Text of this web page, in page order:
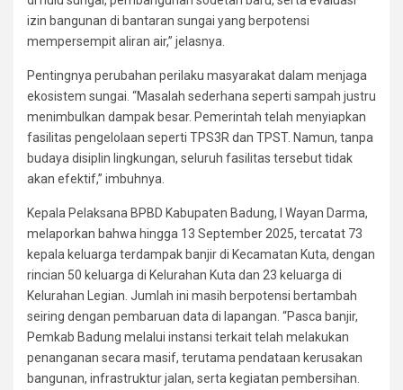
izin bangunan di bantaran sungai yang berpotensi
mempersempit aliran air,” jelasnya.
Pentingnya perubahan perilaku masyarakat dalam menjaga
ekosistem sungai. “Masalah sederhana seperti sampah justru
menimbulkan dampak besar. Pemerintah telah menyiapkan
fasilitas pengelolaan seperti TPS3R dan TPST. Namun, tanpa
budaya disiplin lingkungan, seluruh fasilitas tersebut tidak
akan efektif,” imbuhnya.
Kepala Pelaksana BPBD Kabupaten Badung, I Wayan Darma,
melaporkan bahwa hingga 13 September 2025, tercatat 73
kepala keluarga terdampak banjir di Kecamatan Kuta, dengan
rincian 50 keluarga di Kelurahan Kuta dan 23 keluarga di
Kelurahan Legian. Jumlah ini masih berpotensi bertambah
seiring dengan pembaruan data di lapangan. “Pasca banjir,
Pemkab Badung melalui instansi terkait telah melakukan
penanganan secara masif, terutama pendataan kerusakan
bangunan, infrastruktur jalan, serta kegiatan pembersihan.